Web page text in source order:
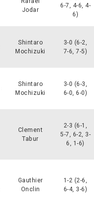
Jodar
6-7, 4-6, 4-
6)
Shintaro
Mochizuki
3-0 (6-2,
7-6, 7-5)
Shintaro
Mochizuki
3-0 (6-3,
6-0, 6-0)
Clement
Tabur
2-3 (6-1,
5-7, 6-2, 3-
6, 1-6)
Gauthier
Onclin
1-2 (2-6,
6-4, 3-6)